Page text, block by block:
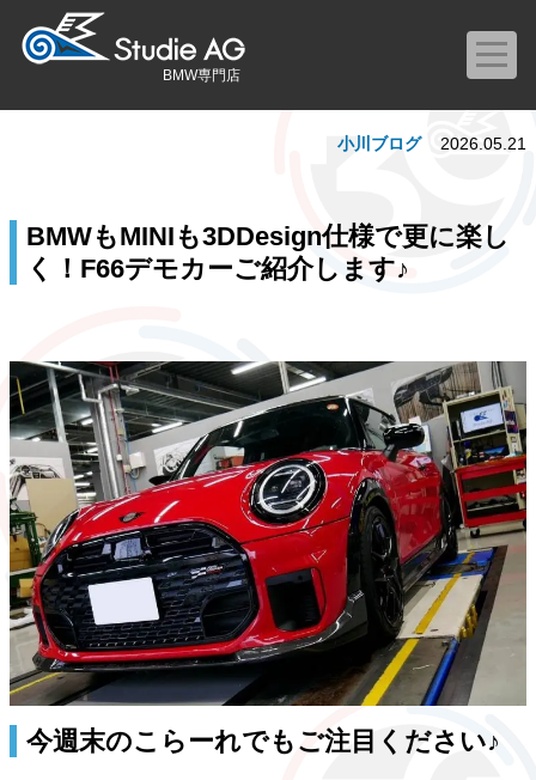
BMW専門店
BMWもMINIも3DDesign仕様で更に楽し
く！F66デモカーご紹介します♪
小川ブログ 2026.05.21
今週末のこらーれでもご注目ください♪